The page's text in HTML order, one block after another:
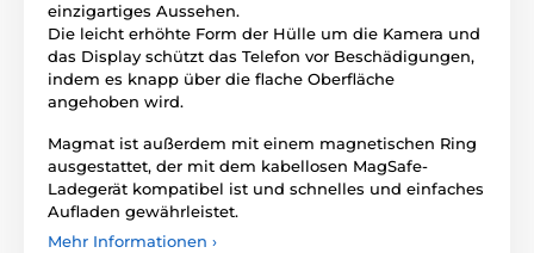
einzigartiges Aussehen.
Die leicht erhöhte Form der Hülle um die Kamera und
das Display schützt das Telefon vor Beschädigungen,
indem es knapp über die flache Oberfläche
angehoben wird.
Magmat ist außerdem mit einem magnetischen Ring
ausgestattet, der mit dem kabellosen MagSafe-
Ladegerät kompatibel ist und schnelles und einfaches
Aufladen gewährleistet.
Mehr Informationen ›